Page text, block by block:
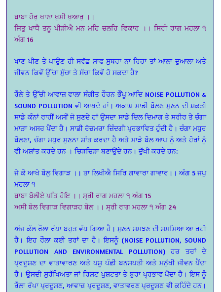
ਬਾਬਾ ਹੋਰੁ ਖਾਣਾ ਖੁਸੀ ਖੁਆਰੁ ।।
ਜਿਤੁ ਖਾਧੈ ਤਨੂ ਪੀੜੀਐ ਮਨ ਮਹਿ ਚਲਹਿ ਵਿਕਾਰ ।। ਸਿਰੀ ਰਾਗ ਮਹਲਾ ੧
ਅੰਗ 16
ਖਾਣ ਪੀਣ ਤੇ ਪਾਉਣ ਹੀ ਸਵੱਛ ਸਾਫ ਸੁਥਰਾ ਨਾ ਰਿਹਾ ਤਾਂ ਆਲਾ ਦੁਆਲਾ ਅਤੇ
ਜੀਵਨ ਕਿਵੇਂ ਉੱਚਾ ਸੁੱਚਾ ਤੇ ਸੱਚਾ ਕਿਵੇਂ ਹੋ ਸਕਦਾ ਹੈ?
ਰੌਲੇ ਤੇ ਉੱਚੀ ਆਵਾਜ਼ ਵਾਲਾ ਸੰਗੀਤ ਹੌਰਨ ਭੌਂਪੂ ਆਦਿ NOISE POLLUTION &
SOUND POLLUTION ਵੀ ਆਖਦੇ ਹਾਂ। ਅਕਾਸ਼ ਸਾਡੀ ਬੋਲਣ ਸੁਣਨ ਦੀ ਸ਼ਕਤੀ
ਸਾਡੇ ਕੰਨਾਂ ਰਾਹੀਂ ਅਸੀਂ ਜੋ ਸੁਣਦੇ ਹਾਂ ਉਸਦਾ ਸਾਡੇ ਦਿਲ ਦਿਮਾਗ ਤੇ ਸਰੀਰ ਤੇ ਚੰਗਾ
ਮਾੜਾ ਅਸਰ ਪੈਂਦਾ ਹੈ। ਸਾਡੀ ਰੋਜ਼ਮਰਾ ਜ਼ਿੰਦਗੀ ਪ੍ਰਭਾਵਿਤ ਹੁੰਦੀ ਹੈ। ਚੰਗਾ ਮਧੁਰ
ਬੋਲਣਾ, ਚੰਗਾ ਮਧੁਰ ਸੁਣਨਾ ਸ਼ਾਂਤ ਕਰਦਾ ਹੈ ਅਤੇ ਮਾੜੇ ਬੋਲ ਆਪ ਨੂੰ ਅਤੇ ਹੋਰਾਂ ਨੂੰ
ਵੀ ਅਸ਼ਾਂਤ ਕਰਦੇ ਹਨ । ਚਿੜਚਿੜਾ ਬਣਾਉਂਦੇ ਹਨ। ਦੁੱਖੀ ਕਰਦੇ ਹਨ:
ਜੇ ਕੋ ਆਖੇ ਬੋਲੁ ਵਿਗਾੜ ।। ਤਾ ਲਿਖੀਐ ਸਿਰਿ ਗਾਵਾਰਾ ਗਾਵਾਰ।। ਅੰਗ 5 ਜਪੁ
ਮਹਲਾ ੧
ਬਾਬਾ ਬੋਲੀਏ ਪਤਿ ਹੋਇ ।। ਸ੍ਰੀ ਰਾਗ ਮਹਲਾ ੧ ਅੰਗ 15
ਅਸੀ ਬੋਲ ਵਿਗਾੜ ਵਿਗਾੜਹ ਬੋਲ ।। ਸ੍ਰੀ ਰਾਗ ਮਹਲਾ ੧ ਅੰਗ 24
ਅੱਜ ਕੱਲ ਰੌਲਾ ਰੱਪਾ ਬਹੁਤ ਵੱਧ ਗਿਆ ਹੈ। ਸੁਣਨ ਸਮਝਣ ਦੀ ਸਮਸਿਆ ਆ ਰਹੀ
ਹੈ। ਇਹ ਰੌਲਾ ਕਈ ਤਰਾਂ ਦਾ ਹੈ। ਇਸਨੂੰ (NOISE POLLUTION, SOUND
POLLUTION AND ENVIRONMENTAL POLLUTION) ਹਰ ਤਰਾਂ ਦੇ
ਪ੍ਰਦੂਸ਼ਣ ਦਾ ਵਾਤਾਵਾਰਣ ਅਤੇ ਪਸ਼ੂ ਪੰਛੀ ਬਨਸਪਤੀ ਅਤੇ ਮਨੁੱਖੀ ਜੀਵਨ ਪੈਂਦਾ
ਹੈ। ਉਸਦੀ ਸੁਰੱਖਿਅਤਾ ਜਾਂ ਰਿਸ਼ਟ ਪੁਸ਼ਟਤਾ ਤੇ ਬੁਰਾ ਪ੍ਰਭਾਵ ਪੈਂਦਾ ਹੈ। ਇਸ ਨੂੰ
ਰੌਲਾ ਰੱਪਾ ਪ੍ਰਦੂਸ਼ਣ, ਆਵਾਜ਼ ਪ੍ਰਦੂਸ਼ਣ, ਵਾਤਾਵਰਣ ਪ੍ਰਦੂਸ਼ਣ ਵੀ ਕਹਿੰਦੇ ਹਨ।